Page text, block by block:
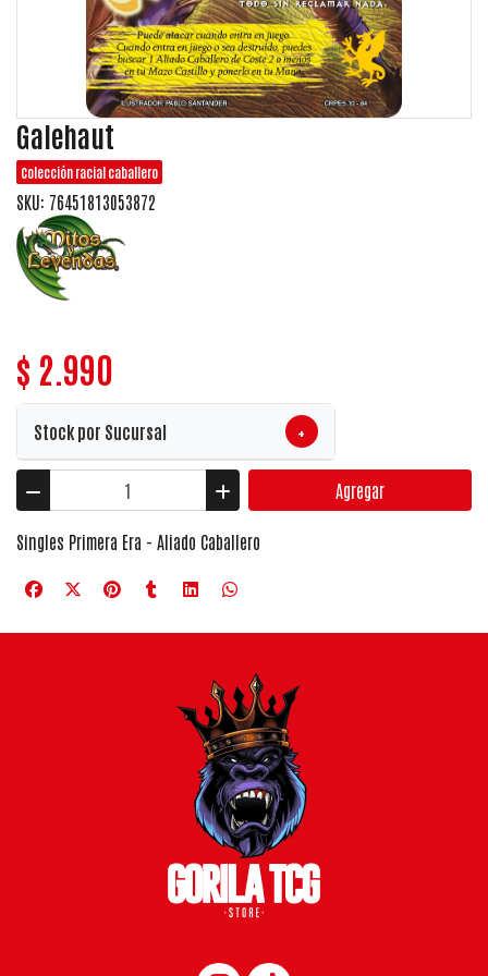
Galehaut
Colección racial caballero
SKU: 76451813053872
$ 2.990
Stock por Sucursal +
Agregar
Singles Primera Era - Aliado Caballero